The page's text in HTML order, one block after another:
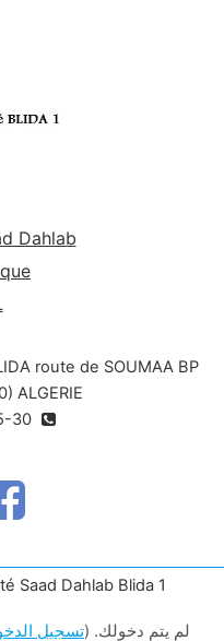
Dahlab
route de SOUMAA BP
ALGERIE
Saad Dahlab Blida 1
لم يتم دخولك. (تسجيل